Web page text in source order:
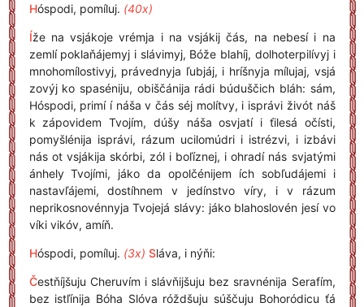
Hóspodi, pomíluj. (40x)
Íže na vsjákoje vrémja i na vsjákij čás, na nebesí i na
zemlí poklaňájemyj i slávimyj, Bóže blahíj, dolhoterpilívyj i
mnohomílostivyj, právednyja ľubjáj, i hríšnyja mílujaj, vsjá
zovýj ko spaséniju, obiščánija rádi búduščich bláh: sám,
Hóspodi, primí í náša v čás séj molítvy, i isprávi živót náš
k zápovidem Tvojím, dúšy náša osvjatí i ťilesá očísti,
pomyšlénija isprávi, rázum ucilomúdri i istrézvi, i izbávi
nás ot vsjákija skórbi, zól i boľíznej, i ohradí nás svjatými
ánhely Tvojími, jáko da opolčénijem ích sobľudájemi i
nastavľájemi, dostíhnem v jedínstvo víry, i v rázum
neprikosnovénnyja Tvojejá slávy: jáko blahoslovén jesí vo
víki vikóv, amíň.
Hóspodi, pomíluj. (3x) Sláva, i nýňi:
Čestňíjšuju Cheruvím i slávňijšuju bez sravnénija Serafím,
bez istľínija Bóha Slóva róždšuju súščuju Bohoródicu ťá